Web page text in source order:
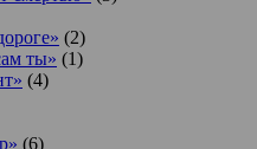
(2)
ты» (1)
(4)
(6)